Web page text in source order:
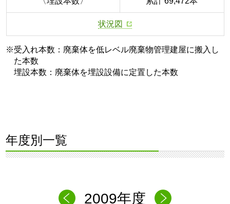
状況図
※受入れ本数：廃棄体を低レベル廃棄物管理建屋に搬入し
た本数
埋設本数：廃棄体を埋設設備に定置した本数
年度別一覧
2009年度